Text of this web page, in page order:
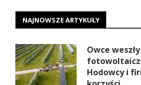
NAJNOWSZE ARTYKUŁY
Owce
Hodowcy i